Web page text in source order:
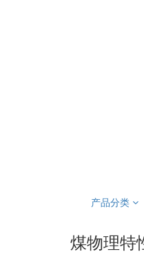
产品分类
煤物理特